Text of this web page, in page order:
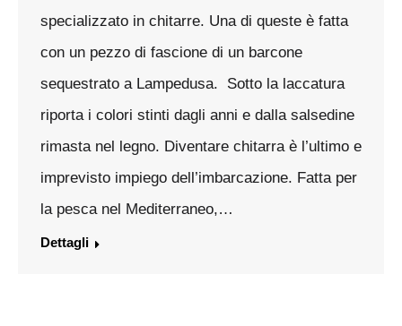
specializzato in chitarre. Una di queste è fatta
con un pezzo di fascione di un barcone
sequestrato a Lampedusa. Sotto la laccatura
riporta i colori stinti dagli anni e dalla salsedine
rimasta nel legno. Diventare chitarra è l’ultimo e
imprevisto impiego dell’imbarcazione. Fatta per
la pesca nel Mediterraneo,…
Dettagli